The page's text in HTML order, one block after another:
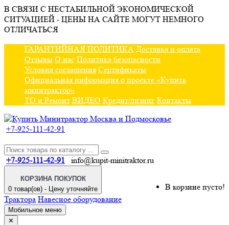
В СВЯЗИ С НЕСТАБИЛЬНОЙ ЭКОНОМИЧЕСКОЙ
СИТУАЦИЕЙ - ЦЕНЫ НА САЙТЕ МОГУТ НЕМНОГО
ОТЛИЧАТЬСЯ
ГАРАНТИЙНАЯ ПОЛИТИКА Доставка и оплата
Отзывы О нас Политика безопасности
Условия соглашения Сертификаты
Официальная информация о проекте «Купить
минитрактор»
ТО и Ремонт ВИДЕО Кредит/лизинг Контакты
+7-925-111-42-91
+7-925-111-42-91 info@kupit-minitraktor.ru
КОРЗИНА ПОКУПОК
0 товар(ов) - Цену уточняйте
В корзине пусто!
Трактора Навесное оборудование
Мобильное меню
✕